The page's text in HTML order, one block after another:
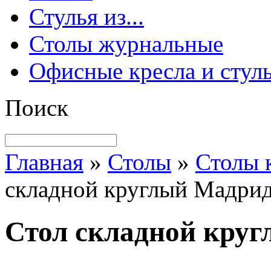
Стулья из...
Столы журнальные
Офисные кресла и
Поиск
Главная » Столы » Столы
складной круглый
Стол складной